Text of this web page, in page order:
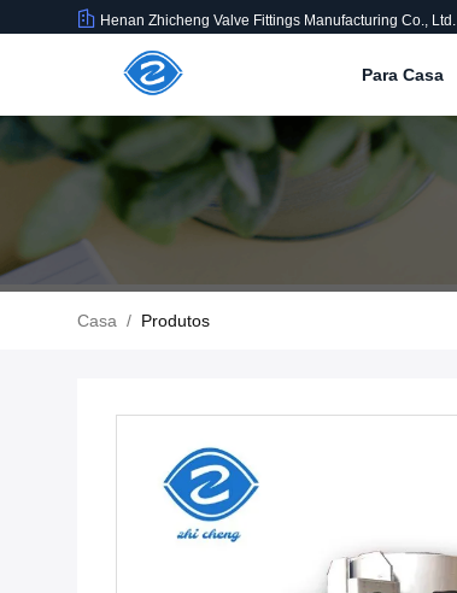
Henan Zhicheng Valve Fittings Manufacturing Co., Ltd.
Para Casa
Casa / Produtos